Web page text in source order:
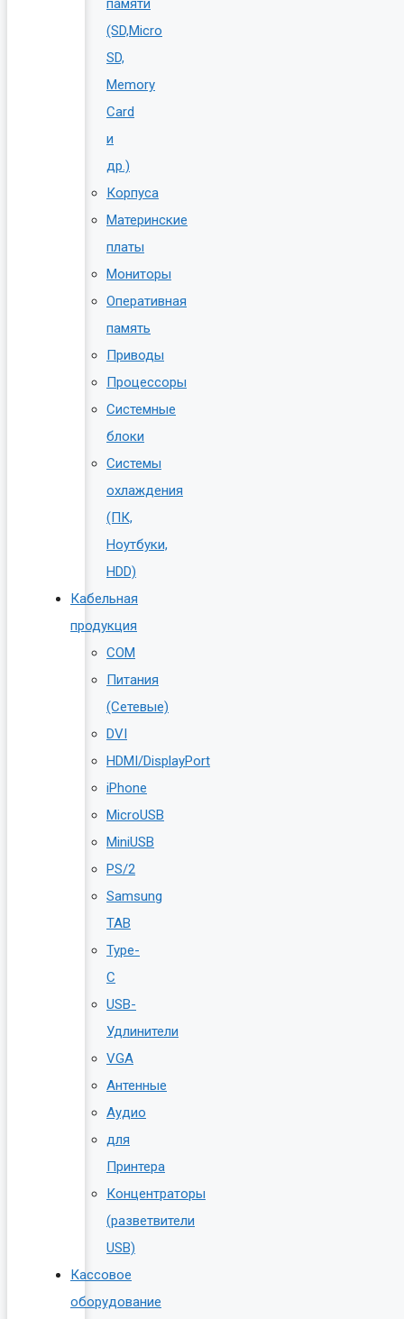
памяти
(SD,Micro
SD,
Memory
Card
и
др.)
Корпуса
Материнские
платы
Мониторы
Оперативная
память
Приводы
Процессоры
Системные
блоки
Системы
охлаждения
(ПК,
Ноутбуки,
HDD)
Кабельная
продукция
COM
Питания
(Сетевые)
DVI
HDMI/DisplayPort
iPhone
MicroUSB
MiniUSB
PS/2
Samsung
TAB
Type-
C
USB-
Удлинители
VGA
Антенные
Аудио
для
Принтера
Концентраторы
(разветвители
USB)
Кассовое
оборудование